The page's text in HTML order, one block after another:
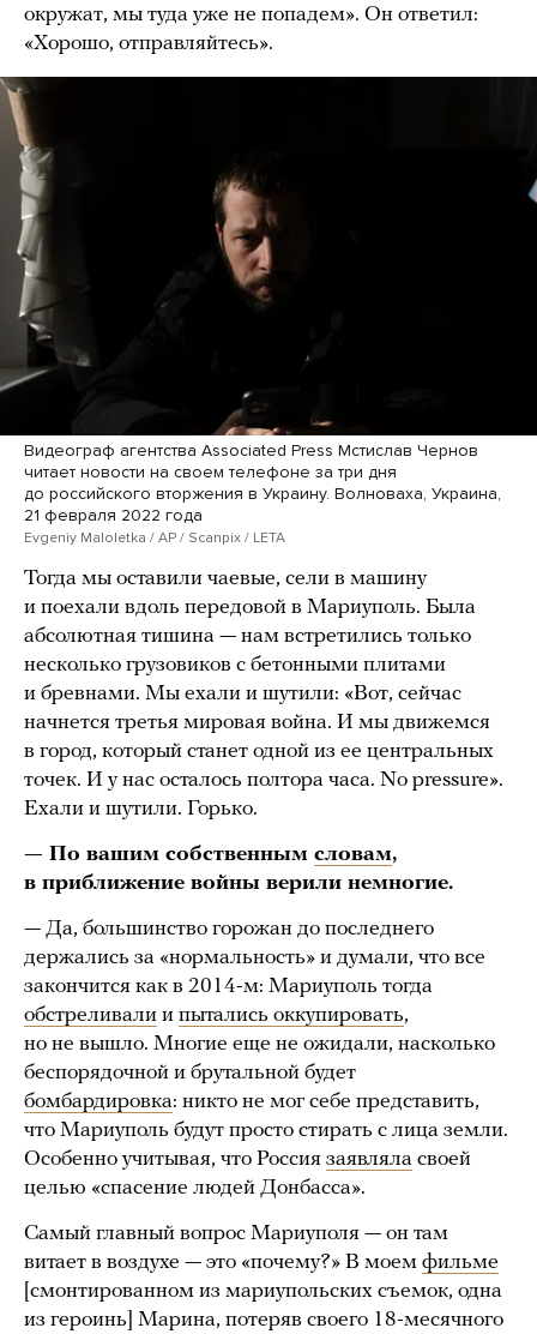
окружат, мы туда уже не попадем». Он ответил:
«Хорошо, отправляйтесь».
Видеограф агентства Associated Press Мстислав Чернов
читает новости на своем телефоне за три дня
до российского вторжения в Украину. Волноваха, Украина,
21 февраля 2022 года
Evgeniy Maloletka / AP / Scanpix / LETA
Тогда мы оставили чаевые, сели в машину
и поехали вдоль передовой в Мариуполь. Была
абсолютная тишина — нам встретились только
несколько грузовиков с бетонными плитами
и бревнами. Мы ехали и шутили: «Вот, сейчас
начнется третья мировая война. И мы движемся
в город, который станет одной из ее центральных
точек. И у нас осталось полтора часа. No pressure».
Ехали и шутили. Горько.
— По вашим собственным словам,
в приближение войны верили немногие.
— Да, большинство горожан до последнего
держались за «нормальность» и думали, что все
закончится как в 2014-м: Мариуполь тогда
обстреливали и пытались оккупировать,
но не вышло. Многие еще не ожидали, насколько
беспорядочной и брутальной будет
бомбардировка: никто не мог себе представить,
что Мариуполь будут просто стирать с лица земли.
Особенно учитывая, что Россия заявляла своей
целью «спасение людей Донбасса».
Самый главный вопрос Мариуполя — он там
витает в воздухе — это «почему?» В моем фильме
[смонтированном из мариупольских съемок, одна
из героинь] Марина, потеряв своего 18-месячного